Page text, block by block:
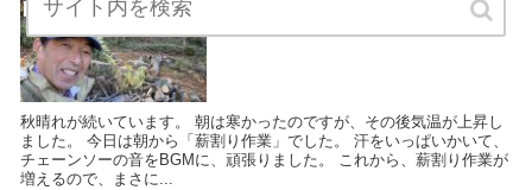
日々雑感
秋晴れが続いています。 朝は寒かったのですが、その後気温が上昇し
ました。 今日は朝から「薪割り作業」でした。 汗をいっぱいかいて、
チェーンソーの音をBGMに、頑張りました。 これから、薪割り作業が
増えるので、まさに...